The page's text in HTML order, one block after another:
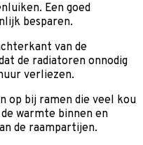
Een goed
besparen.
van de
de radiatoren onnodig
verliezen.
op bij ramen die veel kou
warmte binnen en
de raampartijen.